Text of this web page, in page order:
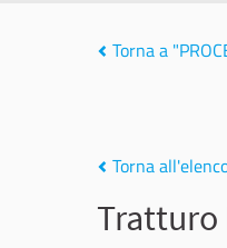
Torna a
Torna
Tratturo